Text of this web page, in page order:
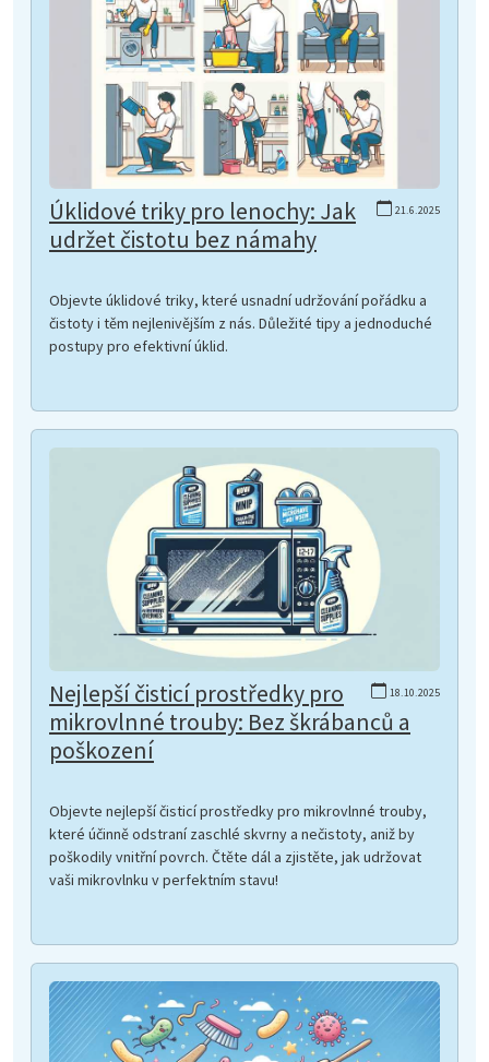
21.6.2025
Úklidové triky pro lenochy: Jak
udržet čistotu bez námahy
Objevte úklidové triky, které usnadní udržování pořádku a
čistoty i těm nejlenivějším z nás. Důležité tipy a jednoduché
postupy pro efektivní úklid.
18.10.2025
Nejlepší čisticí prostředky pro
mikrovlnné trouby: Bez škrábanců a
poškození
Objevte nejlepší čisticí prostředky pro mikrovlnné trouby,
které účinně odstraní zaschlé skvrny a nečistoty, aniž by
poškodily vnitřní povrch. Čtěte dál a zjistěte, jak udržovat
vaši mikrovlnku v perfektním stavu!